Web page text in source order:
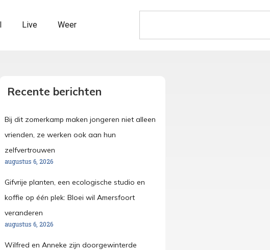
Live Weer
Recente berichten
Bij dit zomerkamp maken jongeren niet alleen
vrienden, ze werken ook aan hun
zelfvertrouwen
augustus 6, 2026
Gifvrije planten, een ecologische studio en
koffie op één plek: Bloei wil Amersfoort
veranderen
augustus 6, 2026
Wilfred en Anneke zijn doorgewinterde